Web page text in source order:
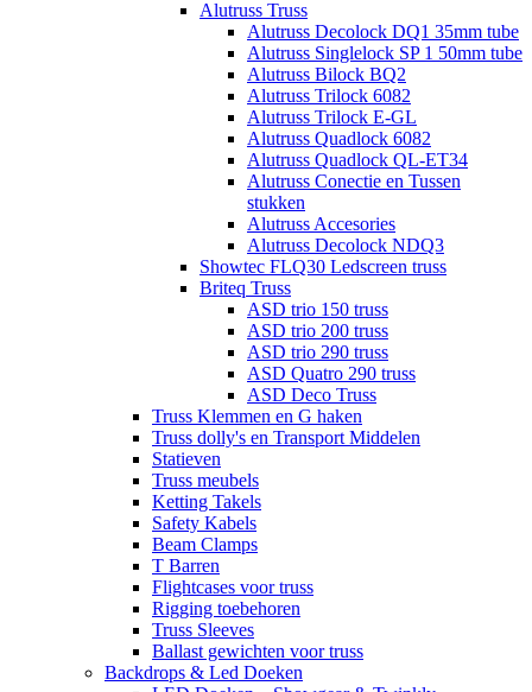
Alutruss Truss
Alutruss Decolock DQ1 35mm tube
Alutruss Singlelock SP 1 50mm tube
Alutruss Bilock BQ2
Alutruss Trilock 6082
Alutruss Trilock E-GL
Alutruss Quadlock 6082
Alutruss Quadlock QL-ET34
Alutruss Conectie en Tussen
stukken
Alutruss Accesories
Alutruss Decolock NDQ3
Showtec FLQ30 Ledscreen truss
Briteq Truss
ASD trio 150 truss
ASD trio 200 truss
ASD trio 290 truss
ASD Quatro 290 truss
ASD Deco Truss
Truss Klemmen en G haken
Truss dolly's en Transport Middelen
Statieven
Truss meubels
Ketting Takels
Safety Kabels
Beam Clamps
T Barren
Flightcases voor truss
Rigging toebehoren
Truss Sleeves
Ballast gewichten voor truss
Backdrops & Led Doeken